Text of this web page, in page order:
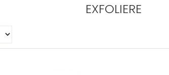
EXFOLIERE